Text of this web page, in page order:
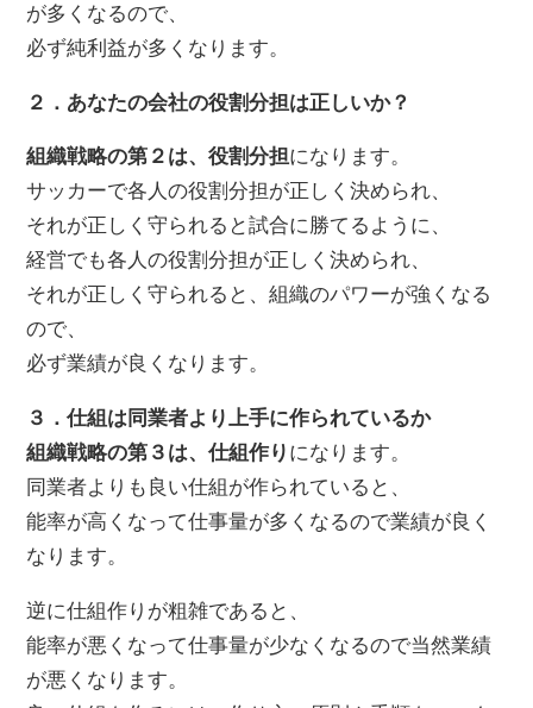
が多くなるので、
必ず純利益が多くなります。
２．あなたの会社の役割分担は正しいか？
組織戦略の第２は、役割分担になります。
サッカーで各人の役割分担が正しく決められ、
それが正しく守られると試合に勝てるように、
経営でも各人の役割分担が正しく決められ、
それが正しく守られると、組織のパワーが強くなる
ので、
必ず業績が良くなります。
３．仕組は同業者より上手に作られているか
組織戦略の第３は、仕組作り になります。
同業者よりも良い仕組が作られていると、
能率が高くなって仕事量が多くなるので業績が良く
なります。
逆に仕組作りが粗雑であると、
能率が悪くなって仕事量が少なくなるので当然業績
が悪くなります。